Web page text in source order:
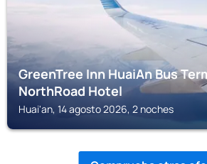
GreenTree Inn HuaiAn Bus
NorthRoad Hotel
Huai'an, 14 agosto 2026, 2 noches